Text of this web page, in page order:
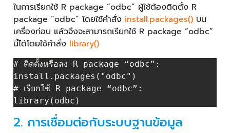
ในการเรียกใช้ R package “odbc” ผู้ใช้ต้องติดตั้ง R
package “odbc” โดยใช้คำสั่ง install.packages() บน
เครื่องก่อน แล้วจึงจะสามารถเรียกใช้ R package “odbc”
นี้ได้โดยใช้คำสั่ง library()
# ติดตั้งหรือลง R package “odbc”:
install.packages("odbc")
# เรียกใช้ R package “odbc”:
2. การเชื่อมต่อกับระบบฐานข้อมูล